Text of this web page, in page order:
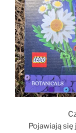
Pojawiają